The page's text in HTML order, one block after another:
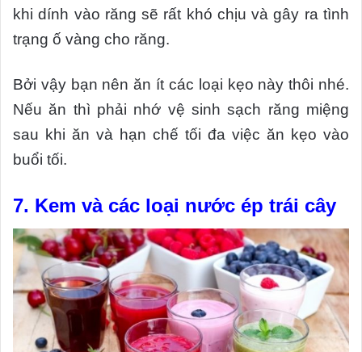
khi dính vào răng sẽ rất khó chịu và gây ra tình
trạng ố vàng cho răng.
Bởi vậy bạn nên ăn ít các loại kẹo này thôi nhé.
Nếu ăn thì phải nhớ vệ sinh sạch răng miệng
sau khi ăn và hạn chế tối đa việc ăn kẹo vào
buổi tối.
7. Kem và các loại nước ép trái cây